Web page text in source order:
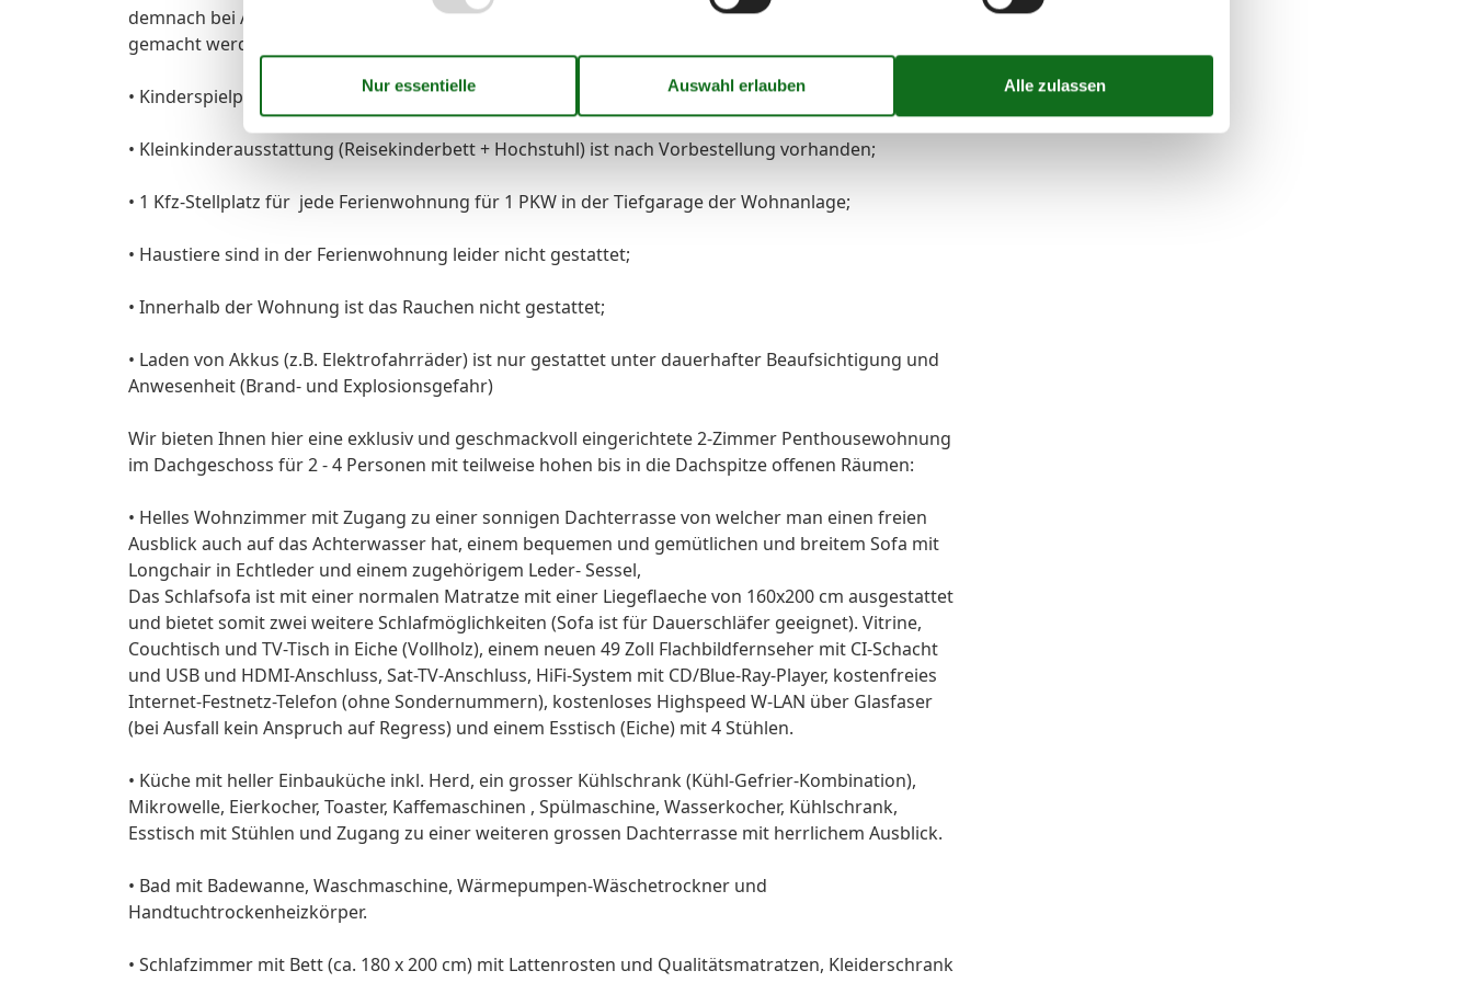
demnach bei Ausfall der Anlage oder Teilen derselben oder auch eines Routers nicht geltend
gemacht werden;
• Kinderspielplatz auf dem Grundstück der Wohnanlage;
• Kleinkinderausstattung (Reisekinderbett + Hochstuhl) ist nach Vorbestellung vorhanden;
• 1 Kfz-Stellplatz für jede Ferienwohnung für 1 PKW in der Tiefgarage der Wohnanlage;
• Haustiere sind in der Ferienwohnung leider nicht gestattet;
• Innerhalb der Wohnung ist das Rauchen nicht gestattet;
• Laden von Akkus (z.B. Elektrofahrräder) ist nur gestattet unter dauerhafter Beaufsichtigung und
Anwesenheit (Brand- und Explosionsgefahr)
Wir bieten Ihnen hier eine exklusiv und geschmackvoll eingerichtete 2-Zimmer Penthousewohnung
im Dachgeschoss für 2 - 4 Personen mit teilweise hohen bis in die Dachspitze offenen Räumen:
• Helles Wohnzimmer mit Zugang zu einer sonnigen Dachterrasse von welcher man einen freien
Ausblick auch auf das Achterwasser hat, einem bequemen und gemütlichen und breitem Sofa mit
Longchair in Echtleder und einem zugehörigem Leder- Sessel,
Das Schlafsofa ist mit einer normalen Matratze mit einer Liegeflaeche von 160x200 cm ausgestattet
und bietet somit zwei weitere Schlafmöglichkeiten (Sofa ist für Dauerschläfer geeignet). Vitrine,
Couchtisch und TV-Tisch in Eiche (Vollholz), einem neuen 49 Zoll Flachbildfernseher mit CI-Schacht
und USB und HDMI-Anschluss, Sat-TV-Anschluss, HiFi-System mit CD/Blue-Ray-Player, kostenfreies
Internet-Festnetz-Telefon (ohne Sondernummern), kostenloses Highspeed W-LAN über Glasfaser
(bei Ausfall kein Anspruch auf Regress) und einem Esstisch (Eiche) mit 4 Stühlen.
• Küche mit heller Einbauküche inkl. Herd, ein grosser Kühlschrank (Kühl-Gefrier-Kombination),
Mikrowelle, Eierkocher, Toaster, Kaffemaschinen , Spülmaschine, Wasserkocher, Kühlschrank,
Esstisch mit Stühlen und Zugang zu einer weiteren grossen Dachterrasse mit herrlichem Ausblick.
• Bad mit Badewanne, Waschmaschine, Wärmepumpen-Wäschetrockner und
Handtuchtrockenheizkörper.
• Schlafzimmer mit Bett (ca. 180 x 200 cm) mit Lattenrosten und Qualitätsmatratzen, Kleiderschrank